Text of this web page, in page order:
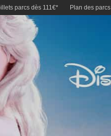
parcs dès 111€* Plan des parcs